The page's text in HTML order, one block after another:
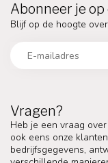
Vragen?
Heb je een vraag
ook eens onze
bedrijfsgegevens,
Abonneer je
Blijf op de hoogte